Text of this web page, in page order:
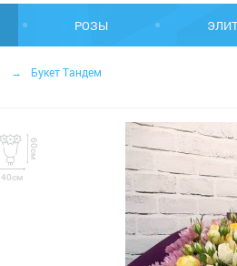
РОЗЫ
Букет Тандем
40см
60см